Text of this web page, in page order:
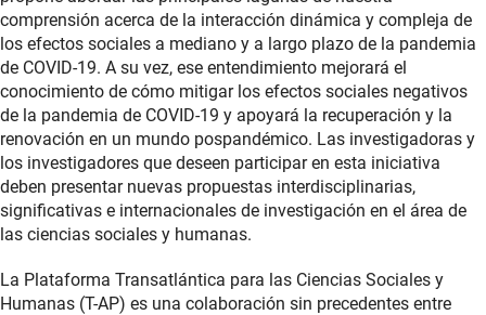
comprensión acerca de la interacción dinámica y compleja de
los efectos sociales a mediano y a largo plazo de la pandemia
de COVID-19. A su vez, ese entendimiento mejorará el
conocimiento de cómo mitigar los efectos sociales negativos
de la pandemia de COVID-19 y apoyará la recuperación y la
renovación en un mundo pospandémico. Las investigadoras y
los investigadores que deseen participar en esta iniciativa
deben presentar nuevas propuestas interdisciplinarias,
significativas e internacionales de investigación en el área de
las ciencias sociales y humanas.
La Plataforma Transatlántica para las Ciencias Sociales y
Humanas (T-AP) es una colaboración sin precedentes entre